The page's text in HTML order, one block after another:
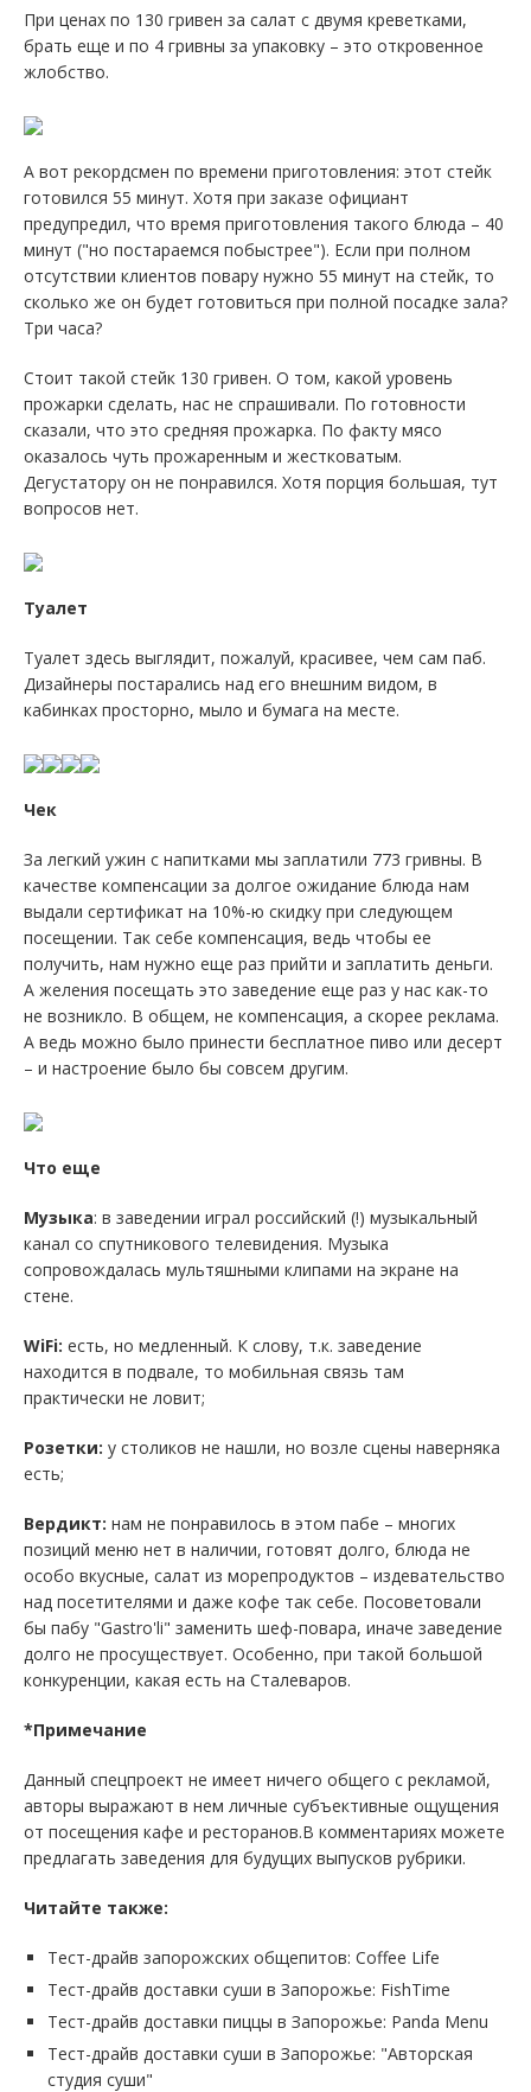
При ценах по 130 гривен за салат с двумя креветками,
брать еще и по 4 гривны за упаковку – это откровенное
жлобство.
А вот рекордсмен по времени приготовления: этот стейк
готовился 55 минут. Хотя при заказе официант
предупредил, что время приготовления такого блюда – 40
минут ("но постараемся побыстрее"). Если при полном
отсутствии клиентов повару нужно 55 минут на стейк, то
сколько же он будет готовиться при полной посадке зала?
Три часа?
Стоит такой стейк 130 гривен. О том, какой уровень
прожарки сделать, нас не спрашивали. По готовности
сказали, что это средняя прожарка. По факту мясо
оказалось чуть прожаренным и жестковатым.
Дегустатору он не понравился. Хотя порция большая, тут
вопросов нет.
Туалет
Туалет здесь выглядит, пожалуй, красивее, чем сам паб.
Дизайнеры постарались над его внешним видом, в
кабинках просторно, мыло и бумага на месте.
Чек
За легкий ужин с напитками мы заплатили 773 гривны. В
качестве компенсации за долгое ожидание блюда нам
выдали сертификат на 10%-ю скидку при следующем
посещении. Так себе компенсация, ведь чтобы ее
получить, нам нужно еще раз прийти и заплатить деньги.
А желения посещать это заведение еще раз у нас как-то
не возникло. В общем, не компенсация, а скорее реклама.
А ведь можно было принести бесплатное пиво или десерт
– и настроение было бы совсем другим.
Что еще
Музыка: в заведении играл российский (!) музыкальный
канал со спутникового телевидения. Музыка
сопровождалась мультяшными клипами на экране на
стене.
WiFi: есть, но медленный. К слову, т.к. заведение
находится в подвале, то мобильная связь там
практически не ловит;
Розетки: у столиков не нашли, но возле сцены наверняка
есть;
Вердикт: нам не понравилось в этом пабе – многих
позиций меню нет в наличии, готовят долго, блюда не
особо вкусные, салат из морепродуктов – издевательство
над посетителями и даже кофе так себе. Посоветовали
бы пабу "Gastro'li" заменить шеф-повара, иначе заведение
долго не просуществует. Особенно, при такой большой
конкуренции, какая есть на Сталеваров.
*Примечание
Данный спецпроект не имеет ничего общего с рекламой,
авторы выражают в нем личные субъективные ощущения
от посещения кафе и ресторанов.В комментариях можете
предлагать заведения для будущих выпусков рубрики.
Читайте также:
Тест-драйв запорожских общепитов: Coffee Life
Тест-драйв доставки суши в Запорожье: FishTime
Тест-драйв доставки пиццы в Запорожье: Panda Menu
Тест-драйв доставки суши в Запорожье: "Авторская
студия суши"